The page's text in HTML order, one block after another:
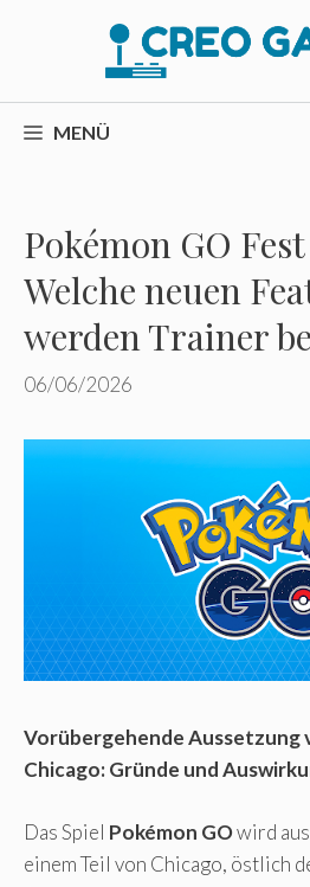
MENÜ
Pokémon GO
Welche neuen
werden Trainer
06/06/2026
Vorübergehende Aussetzung
Chicago: Gründe und
Das Spiel Pokémon GOwird
einem Teil von Chicago, östlich